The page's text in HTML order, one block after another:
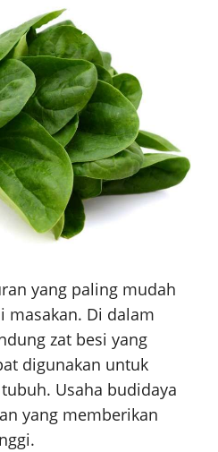
yang paling mudah
masakan. Di dalam
zat besi yang
digunakan untuk
Usaha budidaya
yang memberikan